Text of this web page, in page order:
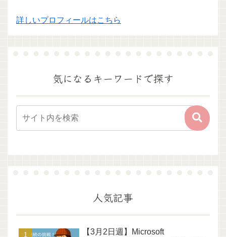
詳しいプロフィールはこちら
気になるキーワードで探す
人気記事
【3月2日週】Microsoft